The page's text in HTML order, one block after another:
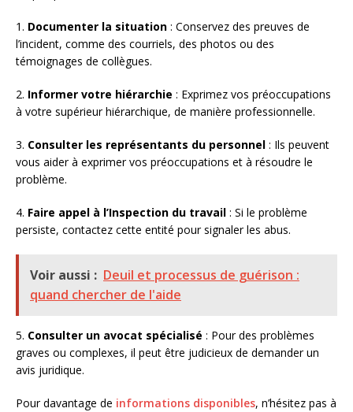
1. Documenter la situation : Conservez des preuves de
l’incident, comme des courriels, des photos ou des
témoignages de collègues.
2. Informer votre hiérarchie : Exprimez vos préoccupations
à votre supérieur hiérarchique, de manière professionnelle.
3. Consulter les représentants du personnel : Ils peuvent
vous aider à exprimer vos préoccupations et à résoudre le
problème.
4. Faire appel à l’Inspection du travail : Si le problème
persiste, contactez cette entité pour signaler les abus.
Voir aussi : Deuil et processus de guérison :
quand chercher de l'aide
5. Consulter un avocat spécialisé : Pour des problèmes
graves ou complexes, il peut être judicieux de demander un
avis juridique.
Pour davantage de informations disponibles, n’hésitez pas à